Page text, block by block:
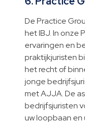
De Practice
het IBJ. In onze
ervaringen en
praktijkjuristen
het recht of
jonge
met AJJA. De
bedrijfsjuristen
uw loopbaan en